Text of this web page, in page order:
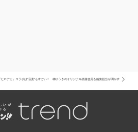
ヒロアカ』コラボは“音楽”もすごい！ 林ゆうきのオリジナル楽曲使用を編集担当が明かす